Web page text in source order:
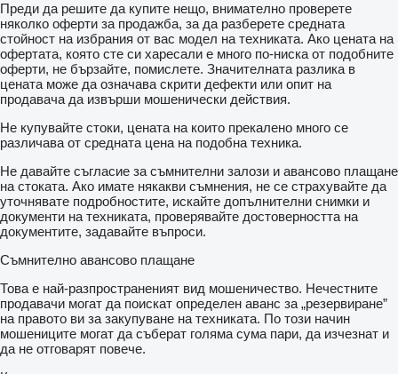
Преди да решите да купите нещо, внимателно проверете
няколко оферти за продажба, за да разберете средната
стойност на избрания от вас модел на техниката. Ако цената на
офертата, която сте си харесали е много по-ниска от подобните
оферти, не бързайте, помислете. Значителната разлика в
цената може да означава скрити дефекти или опит на
продавача да извърши мошенически действия.
Не купувайте стоки, цената на които прекалено много се
различава от средната цена на подобна техника.
Не давайте съгласие за съмнителни залози и авансово плащане
на стоката. Ако имате някакви съмнения, не се страхувайте да
уточнявате подробностите, искайте допълнителни снимки и
документи на техниката, проверявайте достоверността на
документите, задавайте въпроси.
Съмнително авансово плащане
Това е най-разпространеният вид мошеничество. Нечестните
продавачи могат да поискат определен аванс за „резервиране”
на правото ви за закупуване на техниката. По този начин
мошениците могат да съберат голяма сума пари, да изчезнат и
да не отговарят повече.